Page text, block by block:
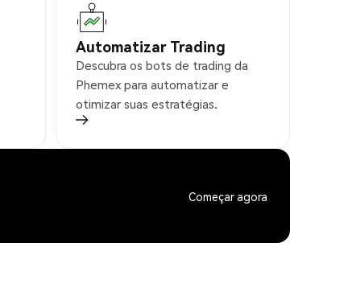
Automatizar Trading
Descubra os bots de trading da
Phemex para automatizar e
otimizar suas estratégias.
Começar agora